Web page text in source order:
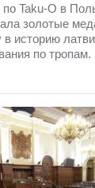
Taku-O в
золотые
историю
по тропам.